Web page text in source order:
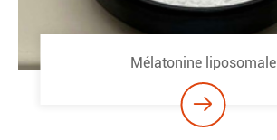
Mélatonine liposomale
